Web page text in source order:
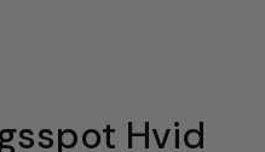
Hvid